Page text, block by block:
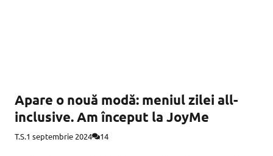
Apare o nouă modă: meniul zilei all-
inclusive. Am început la JoyMe
T.S.1 septembrie 2024 14